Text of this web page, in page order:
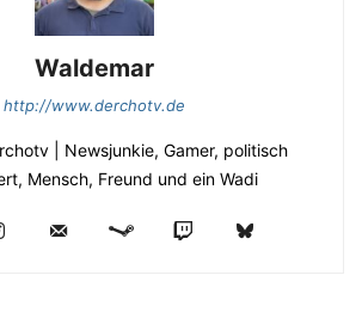
Waldemar
http://www.derchotv.de
| Newsjunkie, Gamer, politisch
Mensch, Freund und ein Wadi